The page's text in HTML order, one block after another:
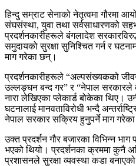
हिन्दु सम्राट सेनाको नेतृत्वमा गौरमा
संघसंस्था, युवा तथा सर्वसाधारणको
प्रदर्शनकारीहरूले बंगलादेश
समुदायको सुरक्षा सुनिश्चित गर्न र
माग गरेका छन्।
प्रदर्शनकारीहरूले “अल्पसंख्यकको
उल्लङ्घन बन्द गर” र “नेपाल
नारा लेखिएका प्लेकार्ड बोकेका थिए।
घटनालाई मानवताविरोधी भन्दै
नेपाल सरकार सक्रिय हुनुपर्ने माग
उक्त प्रदर्शन गौर बजारका विभिन्न भाग
भएको थियो। प्रदर्शनका क्रममा कुनै
प्रशासनले सुरक्षा व्यवस्था कडा बनाएको